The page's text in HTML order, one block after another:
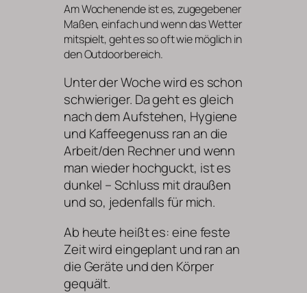
Am Wochenende ist es, zugegebener
Maßen, einfach und wenn das Wetter
mitspielt, geht es so oft wie möglich in
den Outdoorbereich.
Unter der Woche wird es schon
schwieriger. Da geht es gleich
nach dem Aufstehen, Hygiene
und Kaffeegenuss ran an die
Arbeit/den Rechner und wenn
man wieder hochguckt, ist es
dunkel – Schluss mit draußen
und so, jedenfalls für mich.
Ab heute heißt es: eine feste
Zeit wird eingeplant und ran an
die Geräte und den Körper
gequält.